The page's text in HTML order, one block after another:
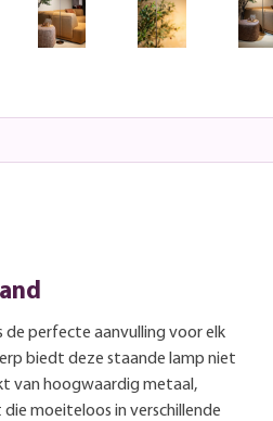
de perfecte aanvulling voor elk
biedt deze staande lamp niet
van hoogwaardig metaal,
moeiteloos in verschillende